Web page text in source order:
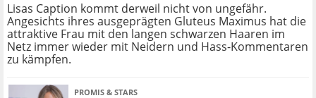
Lisas Caption kommt derweil nicht von ungefähr.
Angesichts ihres ausgeprägten Gluteus Maximus hat die
attraktive Frau mit den langen schwarzen Haaren im
Netz immer wieder mit Neidern und Hass-Kommentaren
zu kämpfen.
PROMIS & STARS